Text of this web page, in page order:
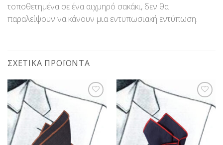
τοποθετημένα σε ένα αιχμηρό σακάκι, δεν θα
παραλείψουν να κάνουν μια εντυπωσιακή εντύπωση.
ΣΧΕΤΙΚΆ ΠΡΟΪΌΝΤΑ
Προσθήκη
στη Λίστα
Επιθυμίας
Προσθήκη
στη Λίστα
Επιθυμίας